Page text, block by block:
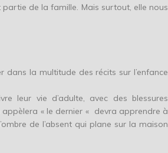
de la famille. Mais surtout, elle nous
la multitude des récits sur l’enfance
leur vie d’adulte, avec des blessures
appèlera « le dernier « devra apprendre à
de l’absent qui plane sur la maison